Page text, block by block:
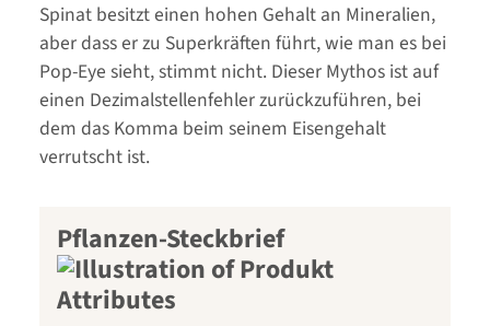
Spinat besitzt einen hohen Gehalt an Mineralien,
aber dass er zu Superkräften führt, wie man es bei
Pop-Eye sieht, stimmt nicht. Dieser Mythos ist auf
einen Dezimalstellenfehler zurückzuführen, bei
dem das Komma beim seinem Eisengehalt
verrutscht ist.
Pflanzen-Steckbrief